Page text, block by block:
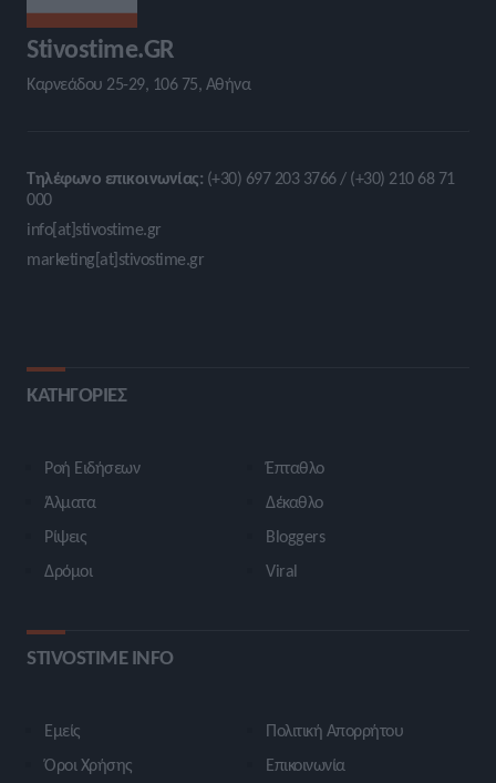
Stivostime.GR
Καρνεάδου 25-29, 106 75, Αθήνα
Τηλέφωνο επικοινωνίας: (+30) 697 203 3766 / (+30) 210 68 71
000
info[at]stivostime.gr
marketing[at]stivostime.gr
ΚΑΤΗΓΟΡΙΕΣ
Ροή Ειδήσεων
Άλματα
Ρίψεις
Δρόμοι
Έπταθλο
Δέκαθλο
Bloggers
Viral
STIVOSTIME INFO
Εμείς
Όροι Χρήσης
Πολιτική Απορρήτου
Επικοινωνία